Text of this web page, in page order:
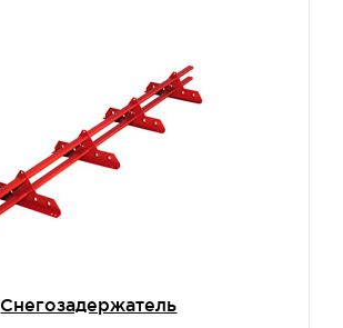
Снегозадержатель